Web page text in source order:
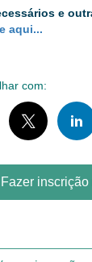
e
aqui...
com:
Fazer